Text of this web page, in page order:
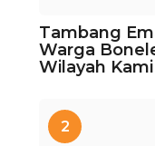
Tambang
Warga
Wilayah Kami
2